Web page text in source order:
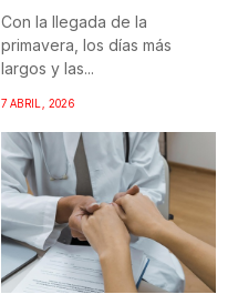
Con la llegada de la
primavera, los días más
largos y las...
7 ABRIL, 2026